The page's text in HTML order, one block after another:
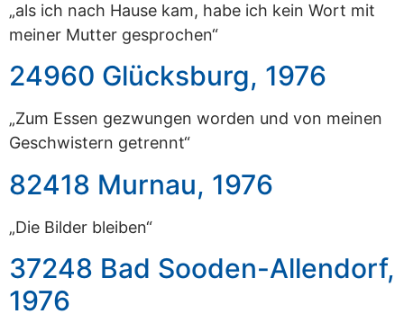
„als ich nach Hause kam, habe ich kein Wort mit
meiner Mutter gesprochen“
24960 Glücksburg, 1976
„Zum Essen gezwungen worden und von meinen
Geschwistern getrennt“
82418 Murnau, 1976
„Die Bilder bleiben“
37248 Bad Sooden-Allendorf,
1976